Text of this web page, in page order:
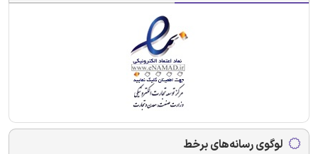
لوگوی رسانه‌های برخط